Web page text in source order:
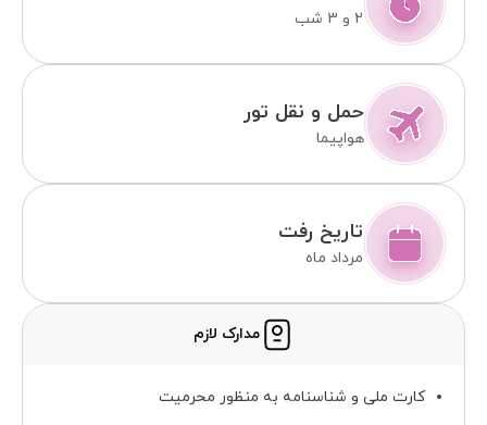
2 و 3 شب
حمل و نقل تور
هواپیما
تاریخ رفت
مرداد ماه
مدارک لازم
کارت ملی و شناسنامه به منظور محرمیت